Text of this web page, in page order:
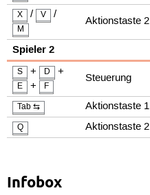
X / V /
M
Aktionstaste 2
Spieler 2
S + D +
E + F
Steuerung
Tab ⇆ Aktionstaste 1
Q Aktionstaste 2
Infobox